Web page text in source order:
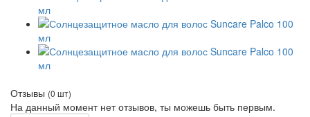
Отзывы (0 шт)
На данный момент нет отзывов, ты можешь быть первым.